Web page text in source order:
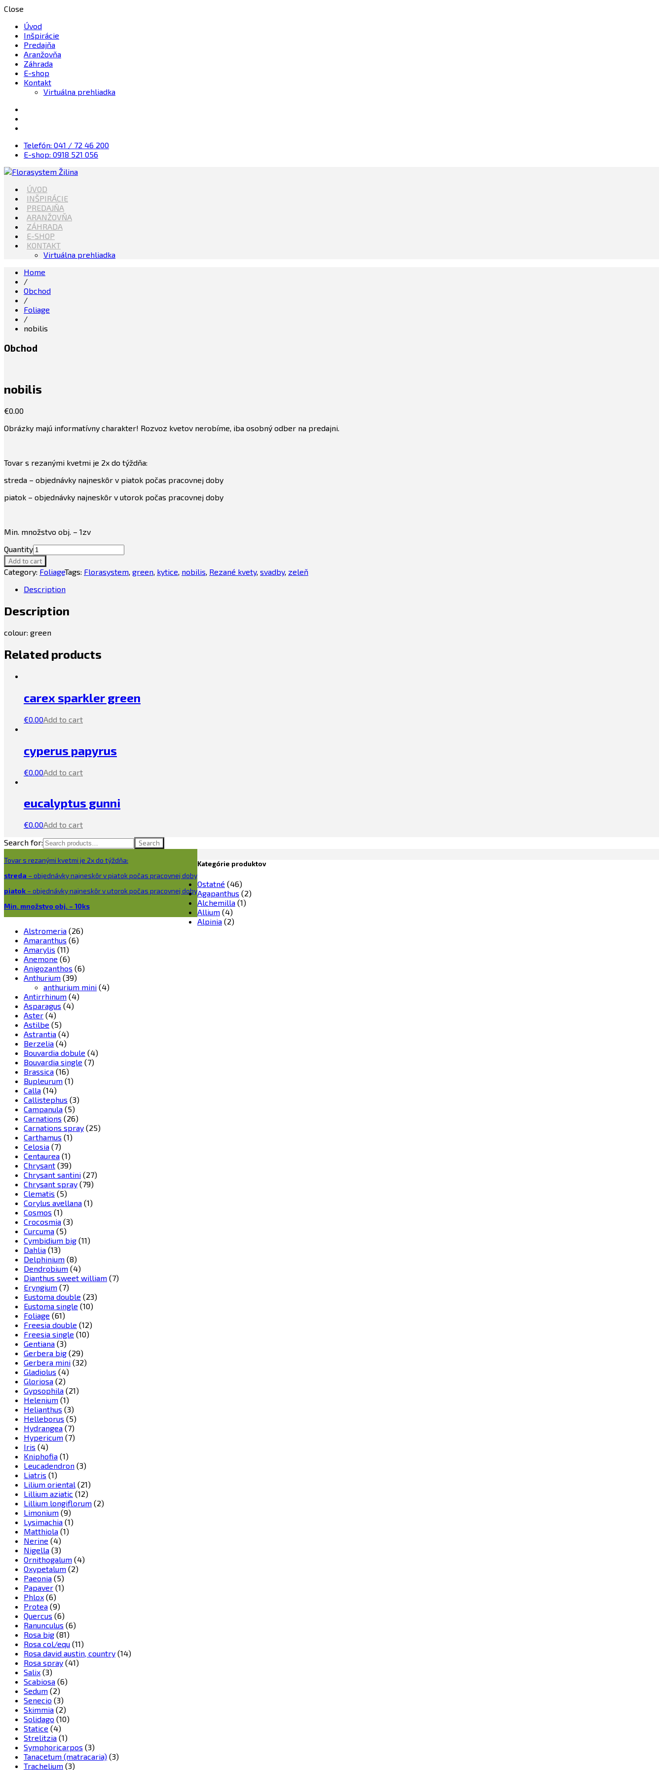
Close
Úvod
Inšpirácie
Predajňa
Aranžovňa
Záhrada
E-shop
Kontakt
Virtuálna prehliadka
Telefón: 041 / 72 46 200
E-shop: 0918 521 056
Florasystem Žilina
Kvety, Sviečky, dekorácie, Záhrada
ÚVOD
INŠPIRÁCIE
PREDAJŇA
ARANŽOVŇA
ZÁHRADA
E-SHOP
KONTAKT
Virtuálna prehliadka
Home
/
Obchod
/
Foliage
/
nobilis
Obchod
nobilis
€0.00
Obrázky majú informatívny charakter! Rozvoz kvetov nerobíme, iba osobný odber na predajni.
Tovar s rezanými kvetmi je 2x do týždňa:
streda – objednávky najneskôr v piatok počas pracovnej doby
piatok – objednávky najneskôr v utorok počas pracovnej doby
Min. množstvo obj. – 1zv
Quantity
Add to cart
Category: FoliageTags: Florasystem, green, kytice, nobilis, Rezané kvety, svadby, zeleň
Description
Description
colour: green
Related products
carex sparkler green
€0.00Add to cart
cyperus papyrus
€0.00Add to cart
eucalyptus gunni
€0.00Add to cart
Search for:
Search
Tovar s rezanými kvetmi je 2x do týždňa:
streda – objednávky najneskôr v piatok počas pracovnej doby
piatok – objednávky najneskôr v utorok počas pracovnej doby
Min. množstvo obj. – 10ks
Kategórie produktov
Ostatné (46)
Agapanthus (2)
Alchemilla (1)
Allium (4)
Alpinia (2)
Alstromeria (26)
Amaranthus (6)
Amarylis (11)
Anemone (6)
Anigozanthos (6)
Anthurium (39)
anthurium mini (4)
Antirrhinum (4)
Asparagus (4)
Aster (4)
Astilbe (5)
Astrantia (4)
Berzelia (4)
Bouvardia dobule (4)
Bouvardia single (7)
Brassica (16)
Bupleurum (1)
Calla (14)
Callistephus (3)
Campanula (5)
Carnations (26)
Carnations spray (25)
Carthamus (1)
Celosia (7)
Centaurea (1)
Chrysant (39)
Chrysant santini (27)
Chrysant spray (79)
Clematis (5)
Corylus avellana (1)
Cosmos (1)
Crocosmia (3)
Curcuma (5)
Cymbidium big (11)
Dahlia (13)
Delphinium (8)
Dendrobium (4)
Dianthus sweet william (7)
Eryngium (7)
Eustoma double (23)
Eustoma single (10)
Foliage (61)
Freesia double (12)
Freesia single (10)
Gentiana (3)
Gerbera big (29)
Gerbera mini (32)
Gladiolus (4)
Gloriosa (2)
Gypsophila (21)
Helenium (1)
Helianthus (3)
Helleborus (5)
Hydrangea (7)
Hypericum (7)
Iris (4)
Kniphofia (1)
Leucadendron (3)
Liatris (1)
Lilium oriental (21)
Lillium aziatic (12)
Lillium longiflorum (2)
Limonium (9)
Lysimachia (1)
Matthiola (1)
Nerine (4)
Nigella (3)
Ornithogalum (4)
Oxypetalum (2)
Paeonia (5)
Papaver (1)
Phlox (6)
Protea (9)
Quercus (6)
Ranunculus (6)
Rosa big (81)
Rosa col/equ (11)
Rosa david austin, country (14)
Rosa spray (41)
Salix (3)
Scabiosa (6)
Sedum (2)
Senecio (3)
Skimmia (2)
Solidago (10)
Statice (4)
Strelitzia (1)
Symphoricarpos (3)
Tanacetum (matracaria) (3)
Trachelium (3)